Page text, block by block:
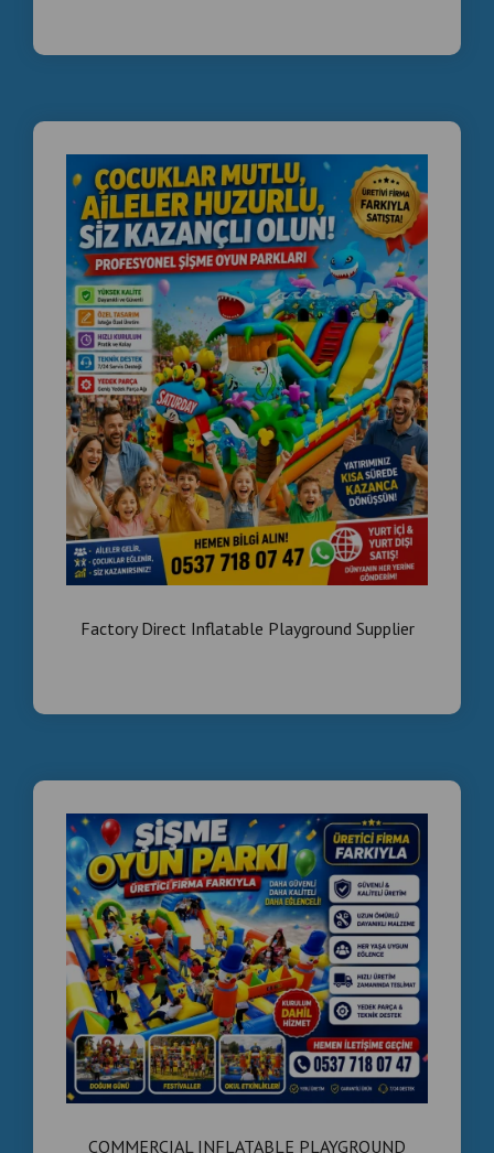
Factory Direct Inflatable Playground Supplier
COMMERCIAL INFLATABLE PLAYGROUND
MANUFACTURER